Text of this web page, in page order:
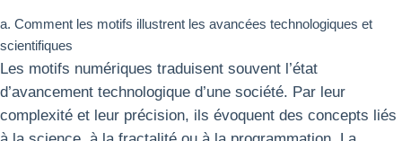
a. Comment les motifs illustrent les avancées technologiques et
scientifiques
Les motifs numériques traduisent souvent l’état
d’avancement technologique d’une société. Par leur
complexité et leur précision, ils évoquent des concepts liés